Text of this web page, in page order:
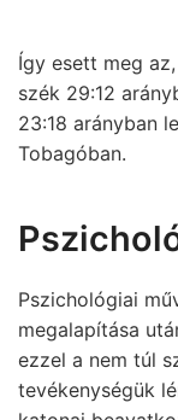
Így esett meg
szék 29:12
23:18 arányban
Tobagóban.
Pszichológiai
megalapítása
ezzel a nem túl
tevékenységük